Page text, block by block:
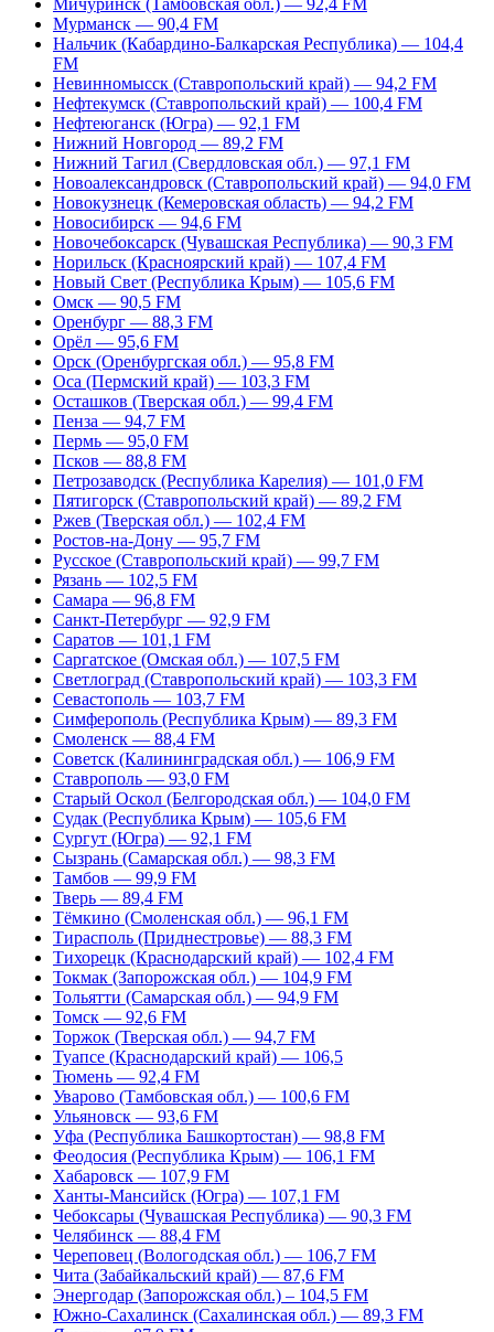
Мичуринск (Тамбовская обл.) — 92,4 FM
Мурманск — 90,4 FM
Нальчик (Кабардино-Балкарская Республика) — 104,4
FM
Невинномысск (Ставропольский край) — 94,2 FM
Нефтекумск (Ставропольский край) — 100,4 FM
Нефтеюганск (Югра) — 92,1 FM
Нижний Новгород — 89,2 FM
Нижний Тагил (Свердловская обл.) — 97,1 FM
Новоалександровск (Ставропольский край) — 94,0 FM
Новокузнецк (Кемеровская область) — 94,2 FM
Новосибирск — 94,6 FM
Новочебоксарск (Чувашская Республика) — 90,3 FM
Норильск (Красноярский край) — 107,4 FM
Новый Свет (Республика Крым) — 105,6 FM
Омск — 90,5 FM
Оренбург — 88,3 FM
Орёл — 95,6 FM
Орск (Оренбургская обл.) — 95,8 FM
Оса (Пермский край) — 103,3 FM
Осташков (Тверская обл.) — 99,4 FM
Пенза — 94,7 FM
Пермь — 95,0 FM
Псков — 88,8 FM
Петрозаводск (Республика Карелия) — 101,0 FM
Пятигорск (Ставропольский край) — 89,2 FM
Ржев (Тверская обл.) — 102,4 FM
Ростов-на-Дону — 95,7 FM
Русское (Ставропольский край) — 99,7 FM
Рязань — 102,5 FM
Самара — 96,8 FM
Санкт-Петербург — 92,9 FM
Саратов — 101,1 FM
Саргатское (Омская обл.) — 107,5 FM
Светлоград (Ставропольский край) — 103,3 FM
Севастополь — 103,7 FM
Симферополь (Республика Крым) — 89,3 FM
Смоленск — 88,4 FM
Советск (Калининградская обл.) — 106,9 FM
Ставрополь — 93,0 FM
Старый Оскол (Белгородская обл.) — 104,0 FM
Судак (Республика Крым) — 105,6 FM
Сургут (Югра) — 92,1 FM
Сызрань (Самарская обл.) — 98,3 FM
Тамбов — 99,9 FM
Тверь — 89,4 FM
Тёмкино (Смоленская обл.) — 96,1 FM
Тирасполь (Приднестровье) — 88,3 FM
Тихорецк (Краснодарский край) — 102,4 FM
Токмак (Запорожская обл.) — 104,9 FM
Тольятти (Самарская обл.) — 94,9 FM
Томск — 92,6 FM
Торжок (Тверская обл.) — 94,7 FM
Туапсе (Краснодарский край) — 106,5
Тюмень — 92,4 FM
Уварово (Тамбовская обл.) — 100,6 FM
Ульяновск — 93,6 FM
Уфа (Республика Башкортостан) — 98,8 FM
Феодосия (Республика Крым) — 106,1 FM
Хабаровск — 107,9 FM
Ханты-Мансийск (Югра) — 107,1 FM
Чебоксары (Чувашская Республика) — 90,3 FM
Челябинск — 88,4 FM
Череповец (Вологодская обл.) — 106,7 FM
Чита (Забайкальский край) — 87,6 FM
Энергодар (Запорожская обл.) – 104,5 FM
Южно-Сахалинск (Сахалинская обл.) — 89,3 FM